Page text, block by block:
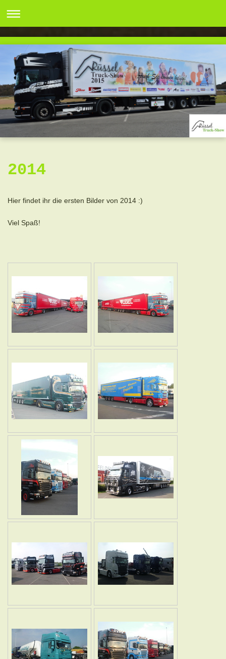
2014
Hier findet ihr die ersten Bilder von 2014 :)
Viel Spaß!